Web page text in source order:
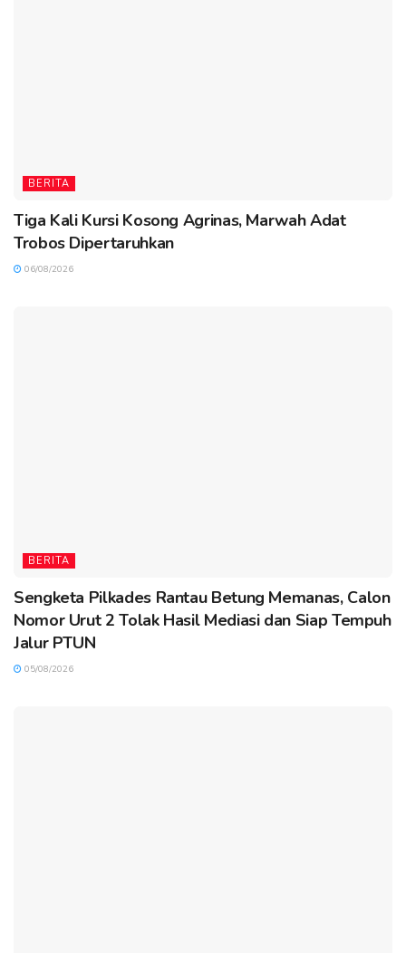
BERITA
Tiga Kali Kursi Kosong Agrinas, Marwah Adat
Trobos Dipertaruhkan
06/08/2026
BERITA
Sengketa Pilkades Rantau Betung Memanas, Calon
Nomor Urut 2 Tolak Hasil Mediasi dan Siap Tempuh
Jalur PTUN
05/08/2026